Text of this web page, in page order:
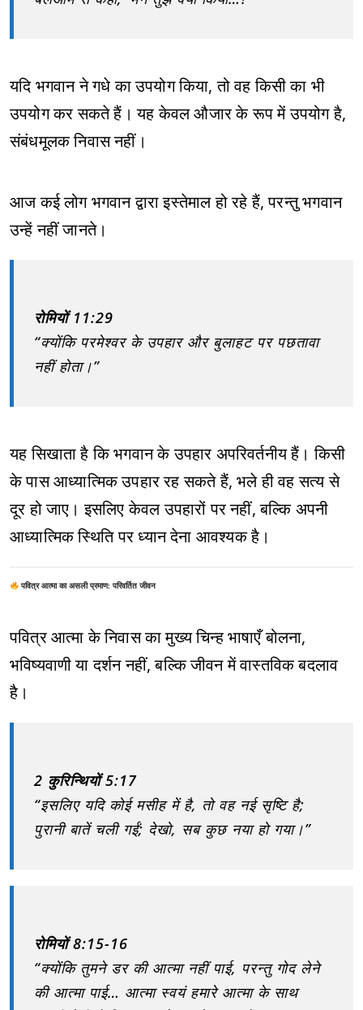
यदि भगवान ने गधे का उपयोग किया, तो वह किसी का भी
उपयोग कर सकते हैं। यह केवल औजार के रूप में उपयोग है,
संबंधमूलक निवास नहीं।
आज कई लोग भगवान द्वारा इस्तेमाल हो रहे हैं, परन्तु भगवान
उन्हें नहीं जानते।
रोमियों 11:29
“क्योंकि परमेश्वर के उपहार और बुलाहट पर पछतावा
नहीं होता।”
यह सिखाता है कि भगवान के उपहार अपरिवर्तनीय हैं। किसी
के पास आध्यात्मिक उपहार रह सकते हैं, भले ही वह सत्य से
दूर हो जाए। इसलिए केवल उपहारों पर नहीं, बल्कि अपनी
आध्यात्मिक स्थिति पर ध्यान देना आवश्यक है।
पवित्र आत्मा का असली प्रमाण: परिवर्तित जीवन
पवित्र आत्मा के निवास का मुख्य चिन्ह भाषाएँ बोलना,
भविष्यवाणी या दर्शन नहीं, बल्कि जीवन में वास्तविक बदलाव
है।
2 कुरिन्थियों 5:17
“इसलिए यदि कोई मसीह में है, तो वह नई सृष्टि है;
पुरानी बातें चली गईं; देखो, सब कुछ नया हो गया।”
रोमियों 8:15-16
“क्योंकि तुमने डर की आत्मा नहीं पाई, परन्तु गोद लेने
की आत्मा पाई… आत्मा स्वयं हमारे आत्मा के साथ